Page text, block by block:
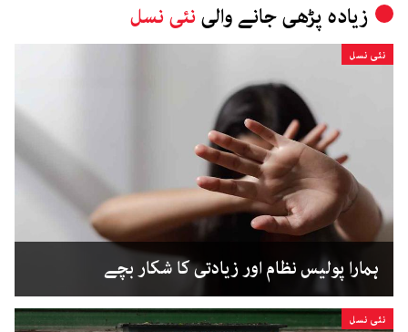
زیادہ پڑھی جانے والی نئی نسل
نئی نسل
ہمارا پولیس نظام اور زیادتی کا شکار بچے
نئی نسل